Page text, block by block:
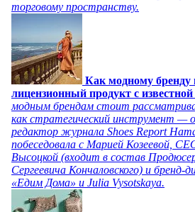
торговому пространству.
Как модному
лицензионный продукт с
модным брендам стоит
как стратегический инструмент —
редактор журнала Shoes Report
побеседовала с Марией Козеевой,
Высоцкой (входит в состав
Сергеевича Кончаловского) и бренд-
«Едим Дома» и Julia Vysotskaya.